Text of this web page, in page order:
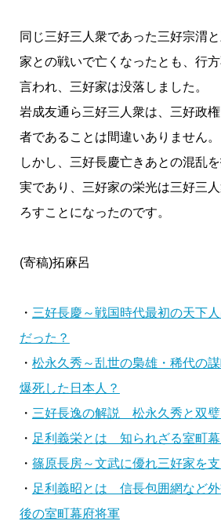
同じ三好三人衆であった三好宗渭
家との戦いで亡くなったとも、行
言われ、三好家は没落しました。
岩成友通ら三好三人衆は、三好政
者であることは間違いありません。
しかし、三好長慶亡きあとの混乱
実であり、三好家の栄光は三好三
ろすことになったのです。
(寄稿)拓麻呂
・ 三好長慶～戦国時代最初の天下
だった？
・ 松永久秀～乱世の梟雄・稀代の
爆死した日本人？
・ 三好長逸の解説 松永久秀と双
・ 足利義栄とは 知られざる室町
・ 篠原長房～文武に優れ三好家を
・ 足利義昭とは 信長包囲網など
後の室町幕府将軍